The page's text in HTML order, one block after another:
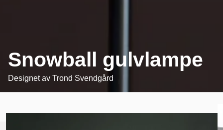
Snowball gulvlampe
Designet av Trond Svendgård